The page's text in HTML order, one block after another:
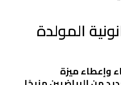
المولدة
وإعطاء ميزة